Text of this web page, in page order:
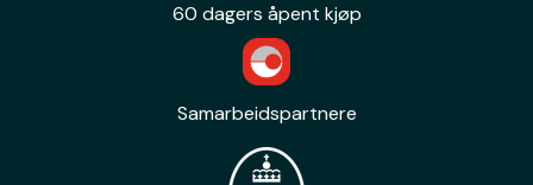
60 dagers åpent kjøp
Samarbeidspartnere